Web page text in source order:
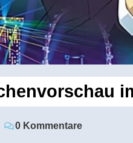
0 Kommentare